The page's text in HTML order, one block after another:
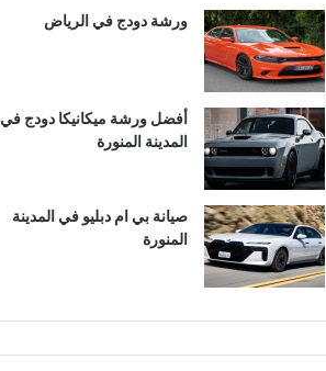
ورشة دودج في الرياض
أفضل ورشة ميكانيكا دودج في
المدينة المنورة
صيانة بي ام دبليو في المدينة
المنورة